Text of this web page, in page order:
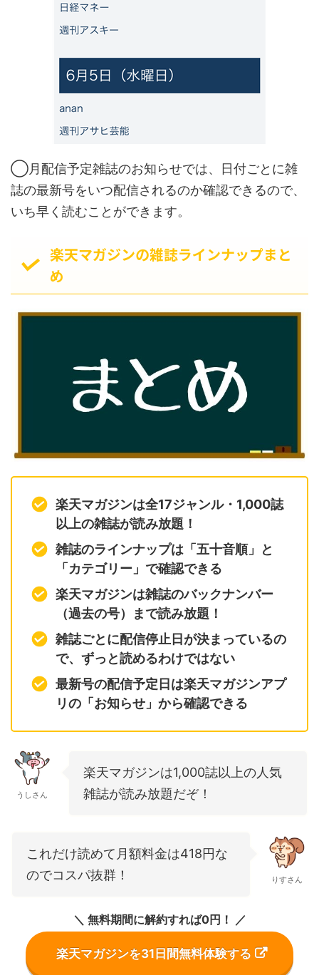
◯月配信予定雑誌のお知らせでは、日付ごとに雑
誌の最新号をいつ配信されるのか確認できるので、
いち早く読むことができます。
楽天マガジンの雑誌ラインナップまと
め
楽天マガジンは全17ジャンル・1,000誌
以上の雑誌が読み放題！
雑誌のラインナップは「五十音順」と
「カテゴリー」で確認できる
楽天マガジンは雑誌のバックナンバー
（過去の号）まで読み放題！
雑誌ごとに配信停止日が決まっているの
で、ずっと読めるわけではない
最新号の配信予定日は楽天マガジンアプ
リの「お知らせ」から確認できる
うしさん
楽天マガジンは1,000誌以上の人気
雑誌が読み放題だぞ！
これだけ読めて月額料金は418円な
のでコスパ抜群！
りすさん
＼ 無料期間に解約すれば0円！ ／
楽天マガジンを31日間無料体験する